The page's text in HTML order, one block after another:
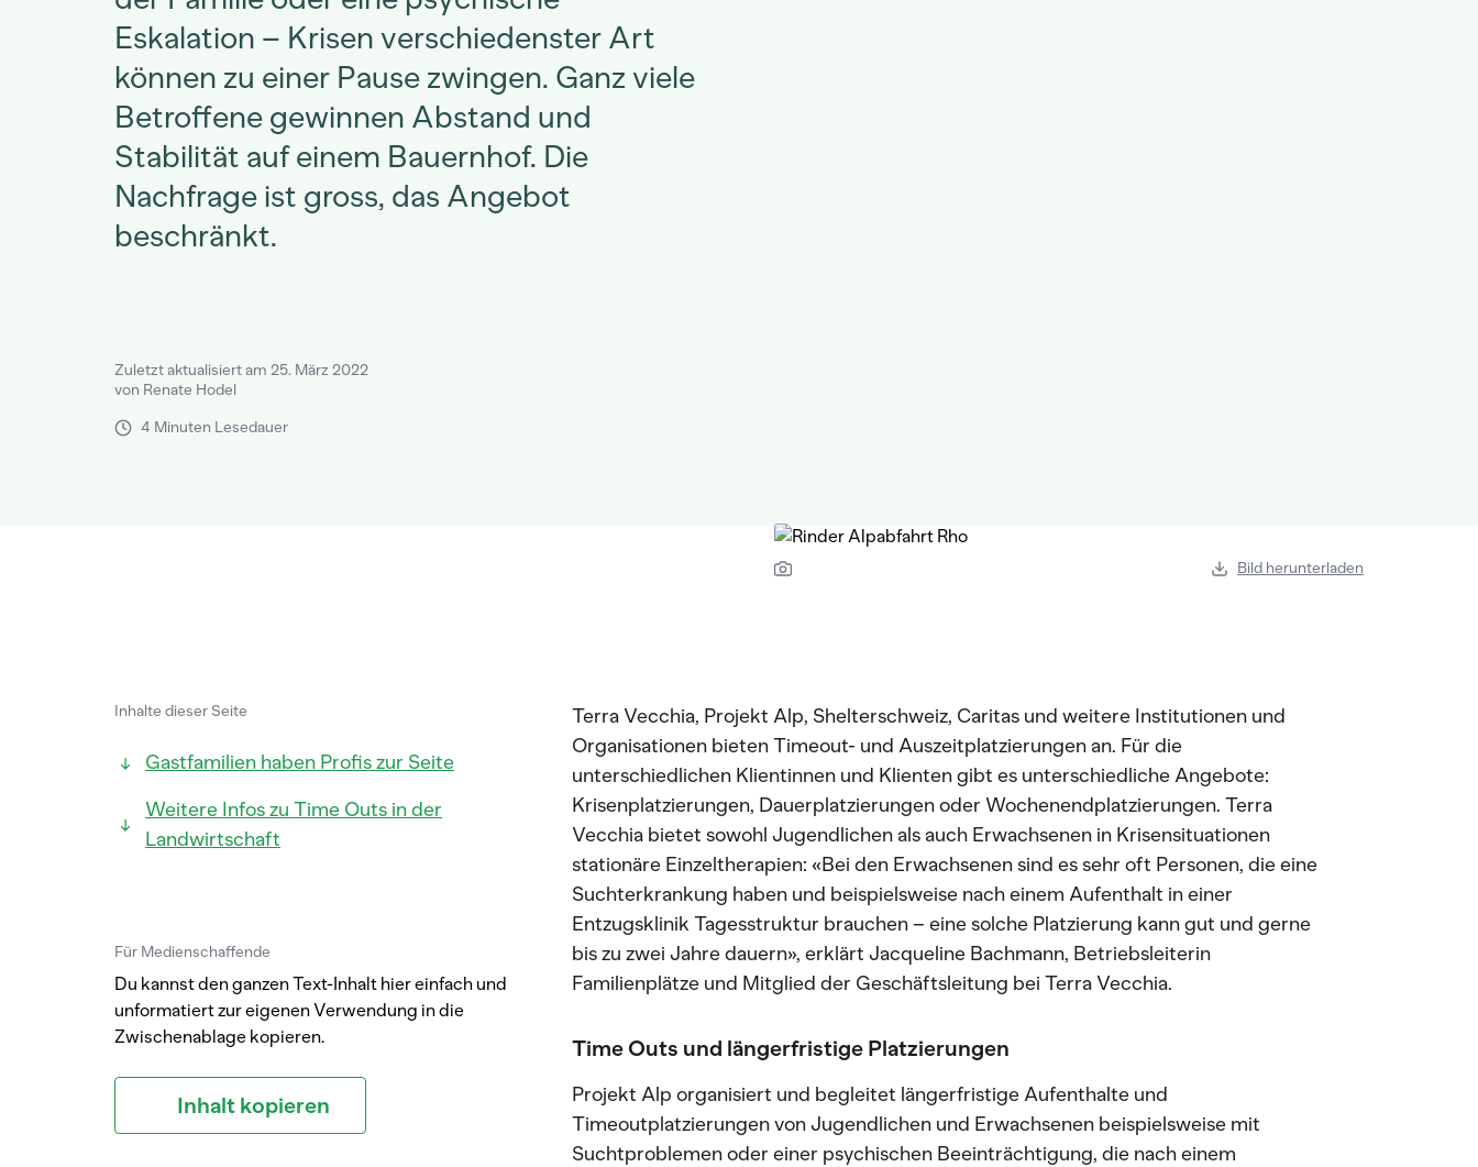
Eskalation – Krisen verschiedenster Art
können zu einer Pause zwingen. Ganz viele
Betroffene gewinnen Abstand und
Stabilität auf einem Bauernhof. Die
Nachfrage ist gross, das Angebot
beschränkt.
Zuletzt aktualisiert am 25. März 2022
von Renate Hodel
4 Minuten Lesedauer
Bild herunterladen
Inhalte dieser Seite
Gastfamilien haben Profis zur Seite
Weitere Infos zu Time Outs in der
Landwirtschaft
Für Medienschaffende
Du kannst den ganzen Text-Inhalt hier einfach und
unformatiert zur eigenen Verwendung in die
Zwischenablage kopieren.
Inhalt kopieren
Terra Vecchia, Projekt Alp, Shelterschweiz, Caritas und weitere Institutionen und
Organisationen bieten Timeout- und Auszeitplatzierungen an. Für die
unterschiedlichen Klientinnen und Klienten gibt es unterschiedliche Angebote:
Krisenplatzierungen, Dauerplatzierungen oder Wochenendplatzierungen. Terra
Vecchia bietet sowohl Jugendlichen als auch Erwachsenen in Krisensituationen
stationäre Einzeltherapien: «Bei den Erwachsenen sind es sehr oft Personen, die eine
Suchterkrankung haben und beispielsweise nach einem Aufenthalt in einer
Entzugsklinik Tagesstruktur brauchen – eine solche Platzierung kann gut und gerne
bis zu zwei Jahre dauern», erklärt Jacqueline Bachmann, Betriebsleiterin
Familienplätze und Mitglied der Geschäftsleitung bei Terra Vecchia.
Time Outs und längerfristige Platzierungen
Projekt Alp organisiert und begleitet längerfristige Aufenthalte und
Timeoutplatzierungen von Jugendlichen und Erwachsenen beispielsweise mit
Suchtproblemen oder einer psychischen Beeinträchtigung, die nach einem